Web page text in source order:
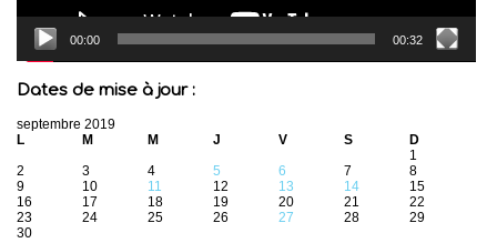
00:00 00:32
Dates de mise à jour :
septembre 2019
L
M M J V S
D
1
2
3 4 5 6 7
8
9
10 11 12 13 14
15
16
17 18 19 20 21
22
23
24 25 26 27 28
29
30